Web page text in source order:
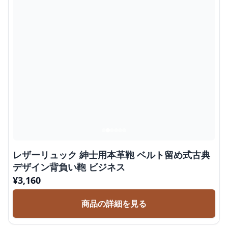
レザーリュック 紳士用本革鞄 ベルト留め式古典
デザイン背負い鞄 ビジネス
¥3,160
商品の詳細を見る